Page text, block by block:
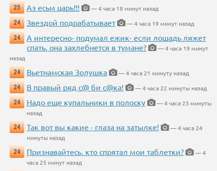
25
Аз есьм царь!!!
— 4 часа 18 минут назад
24
Звездой подрабатывает
— 4 часа 19 минут назад
24
А интересно- подумал ежик- если лошадь ляжет
спать, она захлебнется в тумане?
— 4 часа 19 минут
назад
24
Вьетнамская Золушка
— 4 часа 21 минуту назад
24
В правый ряд с@ би с@ка!
— 4 часа 22 минуты назад
24
Надо еще купальники в полоску
— 4 часа 23 минуты
назад
24
Так вот вы какие - глаза на затылке!
— 4 часа 24
минуты назад
24
Признавайтесь, кто спрятал мои таблетки?
— 4
часа 25 минут назад